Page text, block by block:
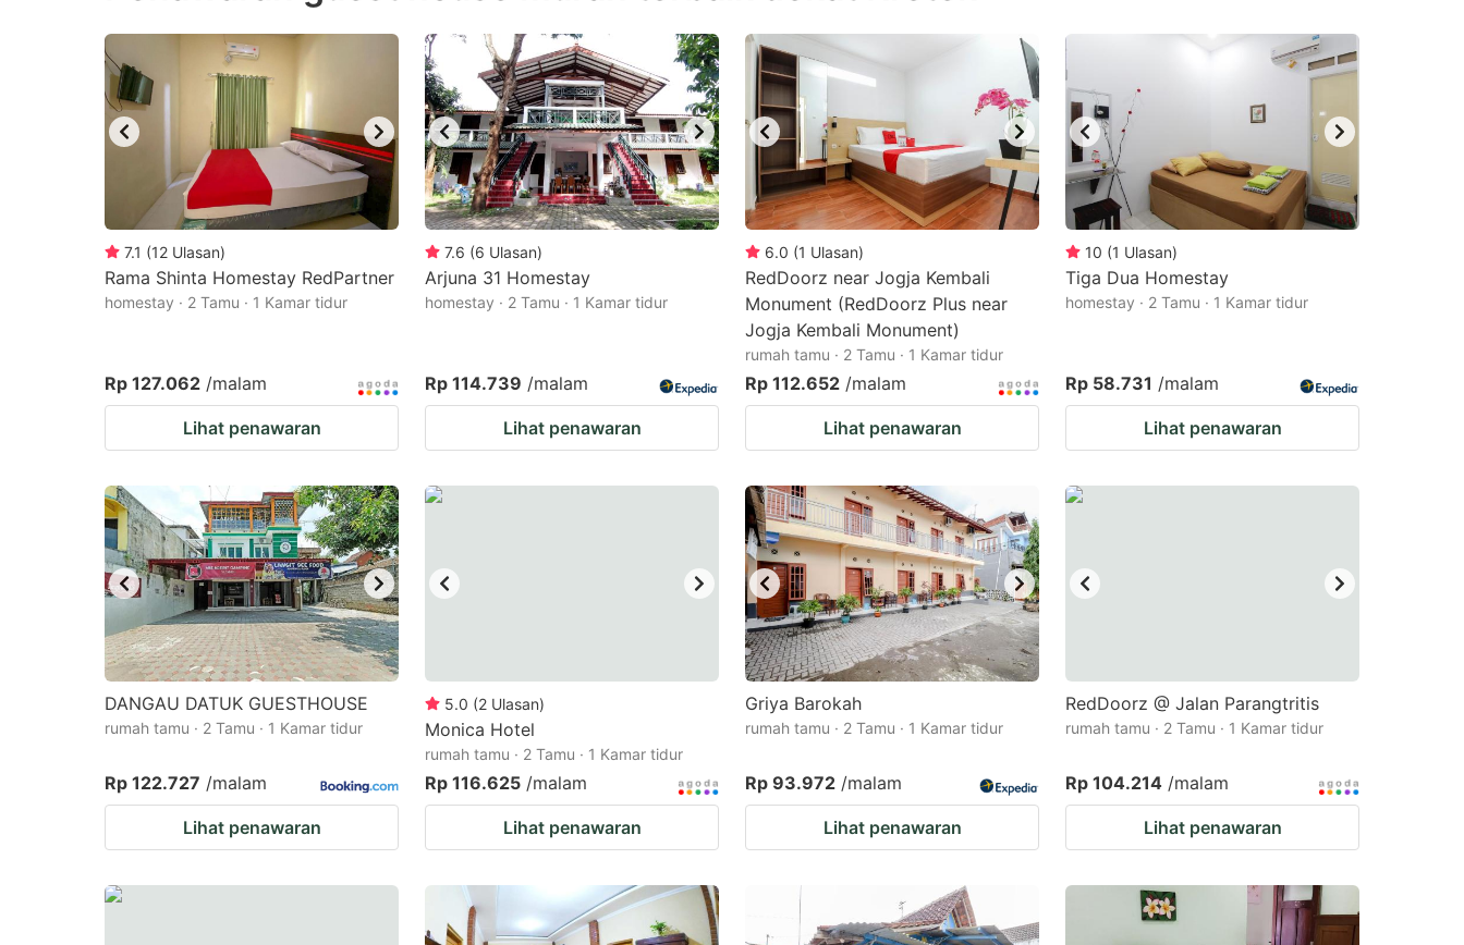
mark
key
the
keyboard
shortcuts
for
changing
mark
key
to
get
the
keyboard
shortcuts
for
changing
7.1 (12 Ulasan)
Rama Shinta Homestay RedPartner
homestay · 2 Tamu · 1 Kamar tidur
Rp 127.062 /malam
Lihat penawaran
7.6 (6 Ulasan)
Arjuna 31 Homestay
homestay · 2 Tamu · 1 Kamar tidur
Rp 114.739 /malam
Lihat penawaran
6.0 (1 Ulasan)
RedDoorz near Jogja Kembali
Monument (RedDoorz Plus near
Jogja Kembali Monument)
rumah tamu · 2 Tamu · 1 Kamar tidur
Rp 112.652 /malam
Lihat penawaran
10 (1 Ulasan)
Tiga Dua Homestay
homestay · 2 Tamu · 1 Kamar tidur
Rp 58.731 /malam
Lihat penawaran
DANGAU DATUK GUESTHOUSE
rumah tamu · 2 Tamu · 1 Kamar tidur
Rp 122.727 /malam
Lihat penawaran
5.0 (2 Ulasan)
Monica Hotel
rumah tamu · 2 Tamu · 1 Kamar tidur
Rp 116.625 /malam
Lihat penawaran
Griya Barokah
rumah tamu · 2 Tamu · 1 Kamar tidur
Rp 93.972 /malam
Lihat penawaran
RedDoorz @ Jalan Parangtritis
rumah tamu · 2 Tamu · 1 Kamar tidur
Rp 104.214 /malam
Lihat penawaran